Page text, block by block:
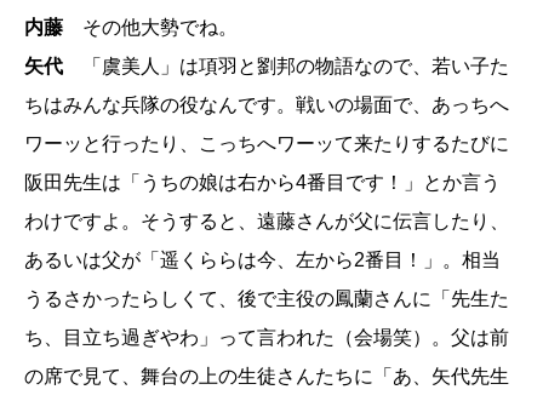
内藤 その他大勢でね。
矢代 「虞美人」は項羽と劉邦の物語なので、若い子た
ちはみんな兵隊の役なんです。戦いの場面で、あっちへ
ワーッと行ったり、こっちへワーッて来たりするたびに
阪田先生は「うちの娘は右から4番目です！」とか言う
わけですよ。そうすると、遠藤さんが父に伝言したり、
あるいは父が「遥くららは今、左から2番目！」。相当
うるさかったらしくて、後で主役の鳳蘭さんに「先生た
ち、目立ち過ぎやわ」って言われた（会場笑）。父は前
の席で見て、舞台の上の生徒さんたちに「あ、矢代先生